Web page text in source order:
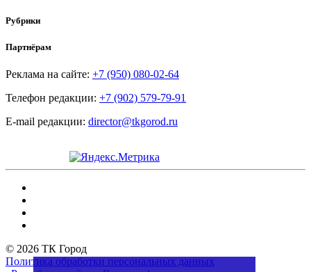
Рубрики
Партнёрам
Реклама на сайте: +7 (950) 080-02-64
Телефон редакции: +7 (902) 579-79-91
E-mail редакции: director@tkgorod.ru
© 2026 ТК Город
Политика обработки персональных данных